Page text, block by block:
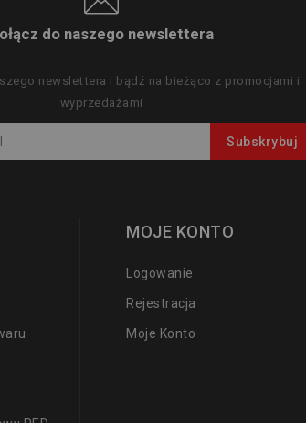
do naszego newslettera
newslettera i bądź na bieżąco z promocjami i
wyprzedażami
MOJE KONTO
Logowanie
Rejestracja
Moje Konto